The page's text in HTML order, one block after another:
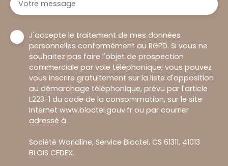
Votre message
J'accepte le traitement de mes données
personnelles conformément au RGPD. Si vous ne
souhaitez pas faire l'objet de prospection
commerciale par voie téléphonique, vous pouvez
vous inscrire gratuitement sur la liste d'opposition
au démarchage téléphonique, prévu par l'article
L223-1 du code de la consommation, sur le site
Internet www.bloctel.gouv.fr ou par courrier
adressé à :
Société Worldline, Service Bloctel, CS 61311, 41013
BLOIS CEDEX.